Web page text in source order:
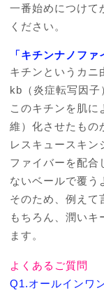
一番始めにつけて
ください。
「キチンナノフ
キチンというカニ
kb（炎症転写因子
このキチンを肌に
維）化させたもの
レスキュースキン
ファイバーを配合
ないベールで覆う
そのため、例えて
もちろん、潤い
ます。
よくあるご質問
Q1.オールインワ